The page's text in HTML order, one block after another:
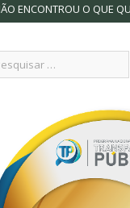
ENCONTROU O QUE